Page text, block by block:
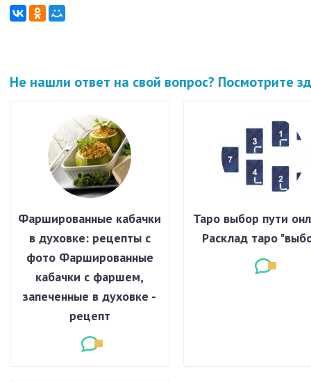
Не нашли ответ на свой вопрос? Посмотрите
Фаршированные кабачки
в духовке: рецепты с
фото Фаршированные
кабачки с фаршем,
запеченные в духовке -
рецепт
Таро выбор пути
Расклад таро